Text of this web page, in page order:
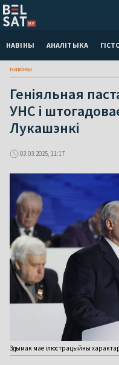
НАВІНЫ АНАЛІТЫКА
навіны
Геніяльная
УНС і
Лукашэнкі
03.03.2025, 11:17
Здымак мае ілюстрацыйны